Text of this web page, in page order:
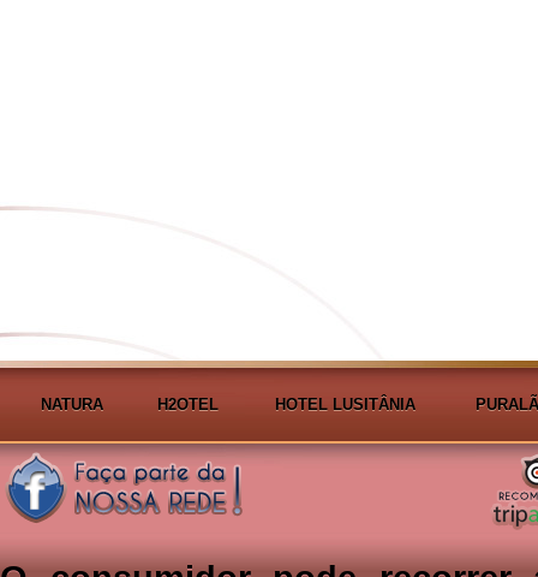
NATURA H2OTEL HOTEL LUSITÂNIA